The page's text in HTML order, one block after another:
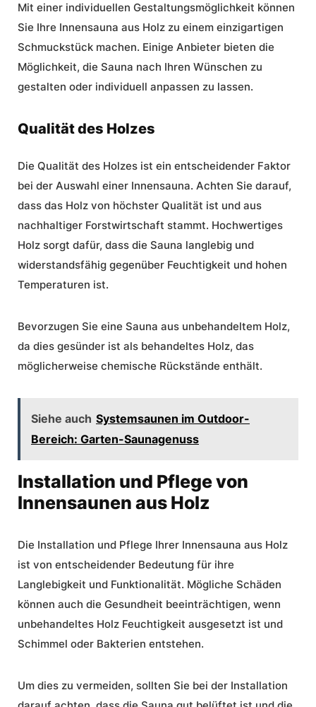
Mit einer individuellen Gestaltungsmöglichkeit können
Sie Ihre Innensauna aus Holz zu einem einzigartigen
Schmuckstück machen. Einige Anbieter bieten die
Möglichkeit, die Sauna nach Ihren Wünschen zu
gestalten oder individuell anpassen zu lassen.
Qualität des Holzes
Die Qualität des Holzes ist ein entscheidender Faktor
bei der Auswahl einer Innensauna. Achten Sie darauf,
dass das Holz von höchster Qualität ist und aus
nachhaltiger Forstwirtschaft stammt. Hochwertiges
Holz sorgt dafür, dass die Sauna langlebig und
widerstandsfähig gegenüber Feuchtigkeit und hohen
Temperaturen ist.
Bevorzugen Sie eine Sauna aus unbehandeltem Holz,
da dies gesünder ist als behandeltes Holz, das
möglicherweise chemische Rückstände enthält.
Siehe auch Systemsaunen im Outdoor-
Bereich: Garten-Saunagenuss
Installation und Pflege von
Innensaunen aus Holz
Die Installation und Pflege Ihrer Innensauna aus Holz
ist von entscheidender Bedeutung für ihre
Langlebigkeit und Funktionalität. Mögliche Schäden
können auch die Gesundheit beeinträchtigen, wenn
unbehandeltes Holz Feuchtigkeit ausgesetzt ist und
Schimmel oder Bakterien entstehen.
Um dies zu vermeiden, sollten Sie bei der Installation